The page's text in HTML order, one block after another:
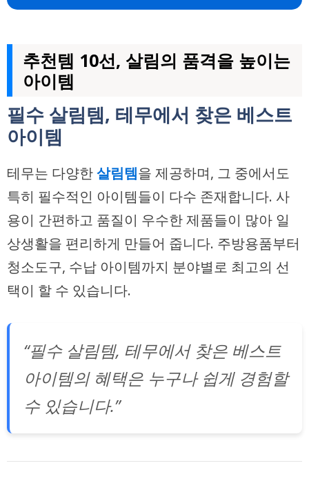
추천템 10선, 살림의 품격을 높이는
아이템
필수 살림템, 테무에서 찾은 베스트
아이템
테무는 다양한살림템을 제공하며, 그 중에서도
특히 필수적인 아이템들이 다수 존재합니다. 사
용이 간편하고 품질이 우수한 제품들이 많아 일
상생활을 편리하게 만들어 줍니다. 주방용품부터
청소도구, 수납 아이템까지 분야별로 최고의 선
택이 할 수 있습니다.
“필수 살림템, 테무에서 찾은 베스트
아이템의 혜택은 누구나 쉽게 경험할
수 있습니다.”